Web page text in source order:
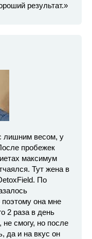
результат.»
лишним весом, у
пробежек
максимум
Тут жена в
По
она мне
2 раза в день
смогу, но после
да и на вкус он